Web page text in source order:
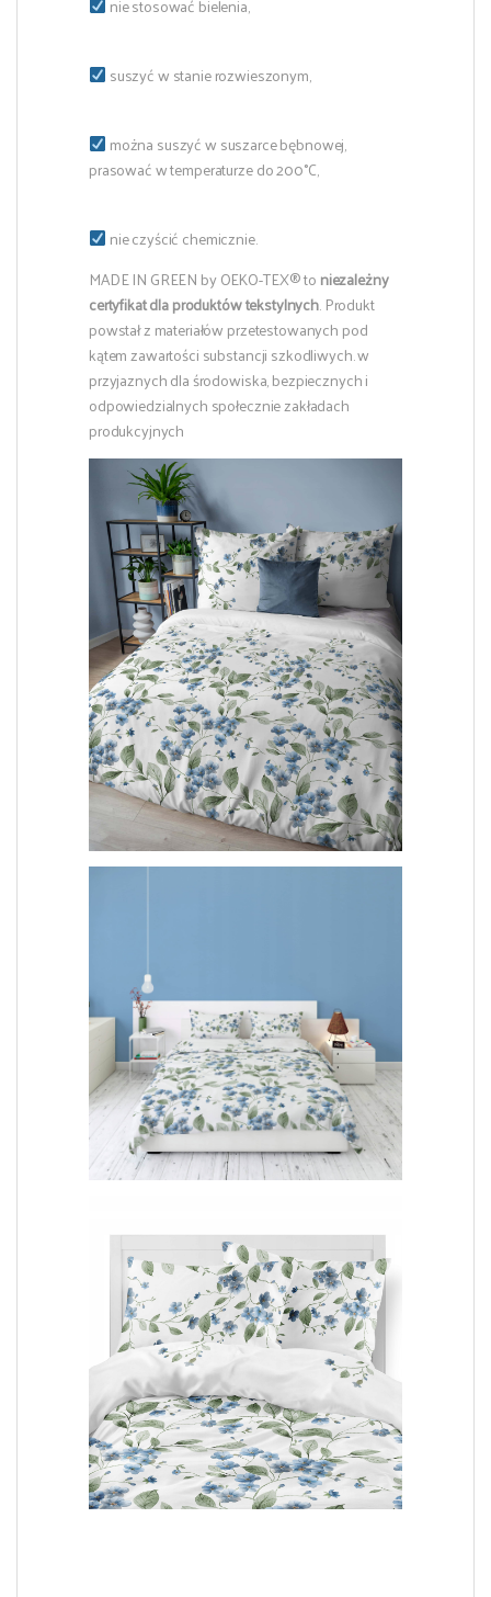
nie stosować bielenia,
suszyć w stanie rozwieszonym,
można suszyć w suszarce bębnowej,
prasować w temperaturze do 200°C,
nie czyścić chemicznie.
MADE IN GREEN by OEKO-TEX® to niezależny
certyfikat dla produktów tekstylnych. Produkt
powstał z materiałów przetestowanych pod
kątem zawartości substancji szkodliwych. w
przyjaznych dla środowiska, bezpiecznych i
odpowiedzialnych społecznie zakładach
produkcyjnych